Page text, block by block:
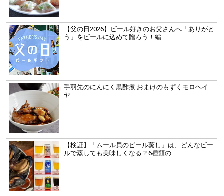
【父の日2026】ビール好きのお父さんへ「ありがと
う」をビールに込めて贈ろう！編...
手羽先のにんにく黒酢煮 おまけのもずくモロヘイ
ヤ
【検証】「ムール貝のビール蒸し」は、どんなビー
ルで蒸しても美味しくなる？6種類の...